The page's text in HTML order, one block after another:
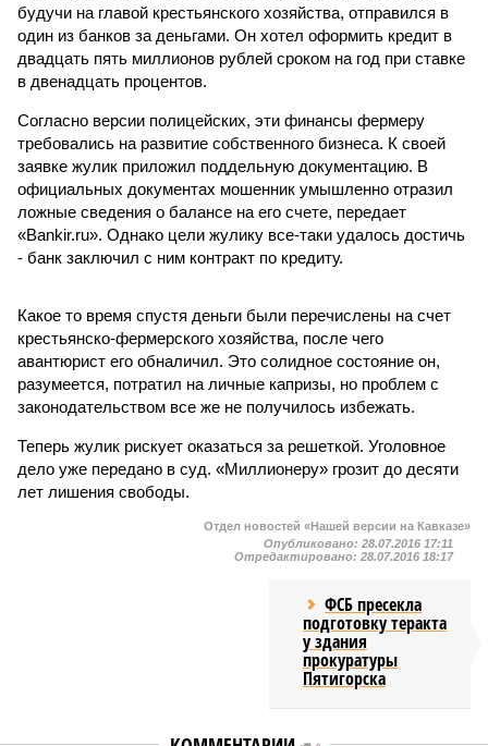
будучи на главой крестьянского хозяйства, отправился в
один из банков за деньгами. Он хотел оформить кредит в
двадцать пять миллионов рублей сроком на год при ставке
в двенадцать процентов.
Согласно версии полицейских, эти финансы фермеру
требовались на развитие собственного бизнеса. К своей
заявке жулик приложил поддельную документацию. В
официальных документах мошенник умышленно отразил
ложные сведения о балансе на его счете, передает
«Bankir.ru». Однако цели жулику все-таки удалось достичь
- банк заключил с ним контракт по кредиту.
Какое то время спустя деньги были перечислены на счет
крестьянско-фермерского хозяйства, после чего
авантюрист его обналичил. Это солидное состояние он,
разумеется, потратил на личные капризы, но проблем с
законодательством все же не получилось избежать.
Теперь жулик рискует оказаться за решеткой. Уголовное
дело уже передано в суд. «Миллионеру» грозит до десяти
лет лишения свободы.
Отдел новостей «Нашей версии на Кавказе»
Опубликовано: 28.07.2016 17:11
Отредактировано: 28.07.2016 18:17
ФСБ пресекла
подготовку теракта
у здания
прокуратуры
Пятигорска